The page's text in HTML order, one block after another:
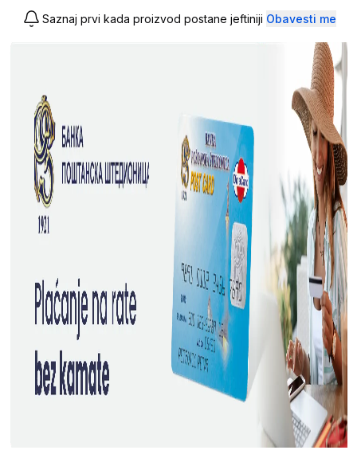
Saznaj prvi kada proizvod postane jeftiniji Obavesti me